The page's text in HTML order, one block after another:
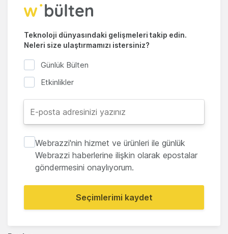
Teknoloji dünyasındaki gelişmeleri takip edin.
Neleri size ulaştırmamızı istersiniz?
Günlük Bülten
Etkinlikler
Webrazzi'nin hizmet ve ürünleri ile günlük
Webrazzi haberlerine ilişkin olarak epostalar
göndermesini onaylıyorum.
Seçimlerimi kaydet